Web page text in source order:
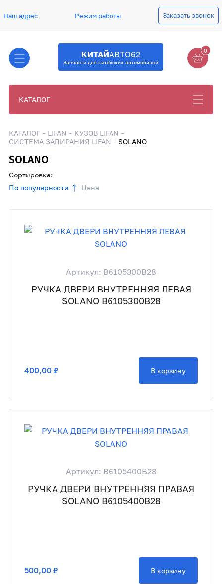
Наш адрес Режим работы Заказать звонок
КИТАЙАВТО62
Запчасти для китайских автомобилей
0
КАТАЛОГ
КАТАЛОГ LIFAN
КУЗОВ LIFAN
СИСТЕМА ЗАПИРАНИЯ LIFAN
SOLANO
SOLANO
Сортировка:
По популярности
Цена
Артикул: B6105300B28
РУЧКА ДВЕРИ ВНУТРЕННЯЯ ЛЕВАЯ
SOLANO B6105300B28
400,00 ₽ В корзину
Артикул: B6105400B28
РУЧКА ДВЕРИ ВНУТРЕННЯЯ ПРАВАЯ
SOLANO B6105400B28
500,00 ₽ В корзину